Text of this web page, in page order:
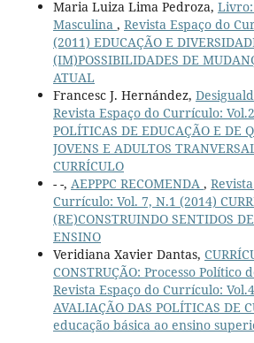
Maria Luiza Lima Pedroza, Livro:
Masculina , Revista Espaço do
(2011) EDUCAÇÃO E
(IM)POSSIBILIDADES DE
ATUAL
Francesc J. Hernández,
Revista Espaço do Currículo:
POLÍTICAS DE EDUCAÇÃO E DE
JOVENS E ADULTOS
CURRÍCULO
- -, AEPPPC RECOMENDA ,
Currículo: Vol. 7, N.1 (2014)
(RE)CONSTRUINDO SENTIDOS
ENSINO
Veridiana Xavier Dantas,
CONSTRUÇÃO: Processo Político
Revista Espaço do Currículo:
AVALIAÇÃO DAS POLÍTICAS DE
educação básica ao ensino